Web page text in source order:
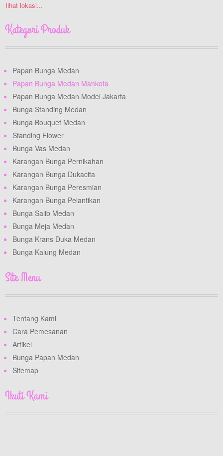
lihat lokasi...
Kategori Produk
Papan Bunga Medan
Papan Bunga Medan Mahkota
Papan Bunga Medan Model Jakarta
Bunga Standing Medan
Bunga Bouquet Medan
Standing Flower
Bunga Vas Medan
Karangan Bunga Pernikahan
Karangan Bunga Dukacita
Karangan Bunga Peresmian
Karangan Bunga Pelantikan
Bunga Salib Medan
Bunga Meja Medan
Bunga Krans Duka Medan
Bunga Kalung Medan
Site Menu
Tentang Kami
Cara Pemesanan
Artikel
Bunga Papan Medan
Sitemap
Ikuti Kami